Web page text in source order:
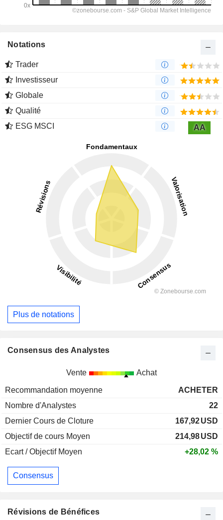
Notations
Trader
Investisseur
Globale
Qualité
ESG MSCI
AA
Plus de notations
Consensus des Analystes
Vente Achat
Recommandation moyenne
ACHETER
Nombre d'Analystes
22
Dernier Cours de Cloture
167,92USD
Objectif de cours Moyen
214,98USD
Ecart / Objectif Moyen
+28,02 %
Consensus
Révisions de Bénéfices